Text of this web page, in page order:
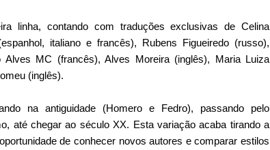
linha, contando com traduções exclusivas de Celina
italiano e francês), Rubens Figueiredo (russo),
MC (francês), Alves Moreira (inglês), Maria Luiza
(inglês).
na antiguidade (Homero e Fedro), passando pelo
até chegar ao século XX. Esta variação acaba tirando a
de conhecer novos autores e comparar estilos